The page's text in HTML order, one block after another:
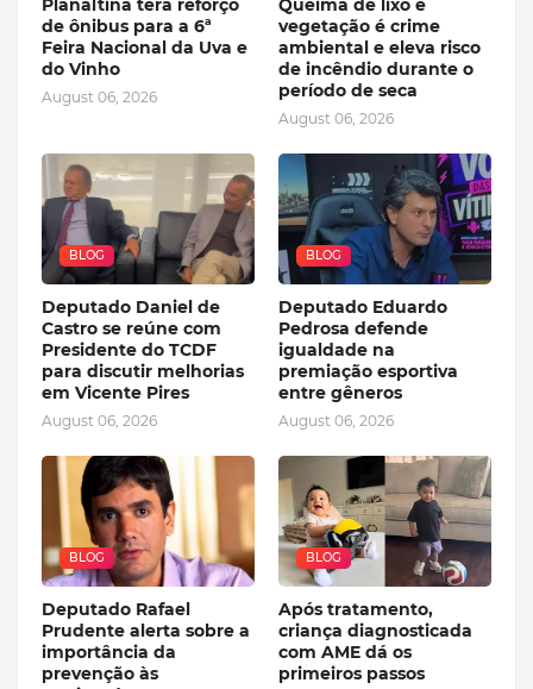
Planaltina terá reforço
de ônibus para a 6ª
Feira Nacional da Uva e
do Vinho
August 06, 2026
Queima de lixo e
vegetação é crime
ambiental e eleva risco
de incêndio durante o
período de seca
August 06, 2026
BLOG
Deputado Daniel de
Castro se reúne com
Presidente do TCDF
para discutir melhorias
em Vicente Pires
August 06, 2026
BLOG
Deputado Eduardo
Pedrosa defende
igualdade na
premiação esportiva
entre gêneros
August 06, 2026
BLOG
Deputado Rafael
Prudente alerta sobre a
importância da
prevenção às
BLOG
Após tratamento,
criança diagnosticada
com AME dá os
primeiros passos